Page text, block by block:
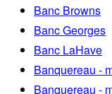
Banc Browns
Banc Georges
Banc LaHave
Banquereau -
Banquereau -